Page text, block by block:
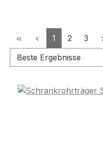
Seite
1 Seite
2 Seite
3